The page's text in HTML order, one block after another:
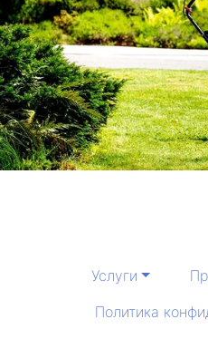
Услуги
Политика